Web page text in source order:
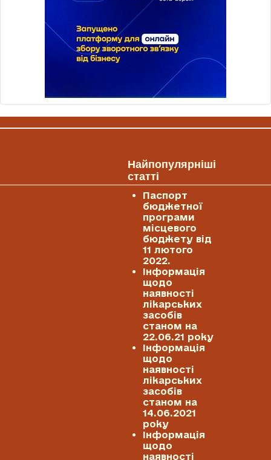
Найпопулярніші
статті
Паспорт
бюджетної
програми
місцевого
бюджету від
11 лютого
2022.
Інформація
щодо
наявності
лікарських
засобів
станом на
22.06.21 року
Інформація
щодо
наявності
лікарських
засобів
станом на
14.06.2021
року
Інформація
щодо
наявності